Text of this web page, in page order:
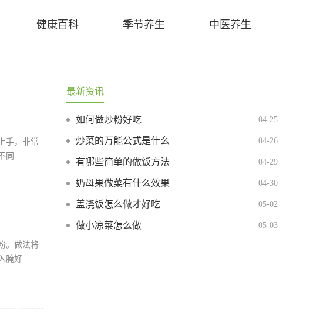
健康百科 季节养生 中医养生
手，非常
同
。做法将
腌好
最新资讯
如何做炒粉好吃 04-25
炒菜的万能公式是什么 04-26
有哪些简单的做饭方法 04-29
奶母果做菜有什么效果 04-30
盖浇饭怎么做才好吃 05-02
做小凉菜怎么做 05-03